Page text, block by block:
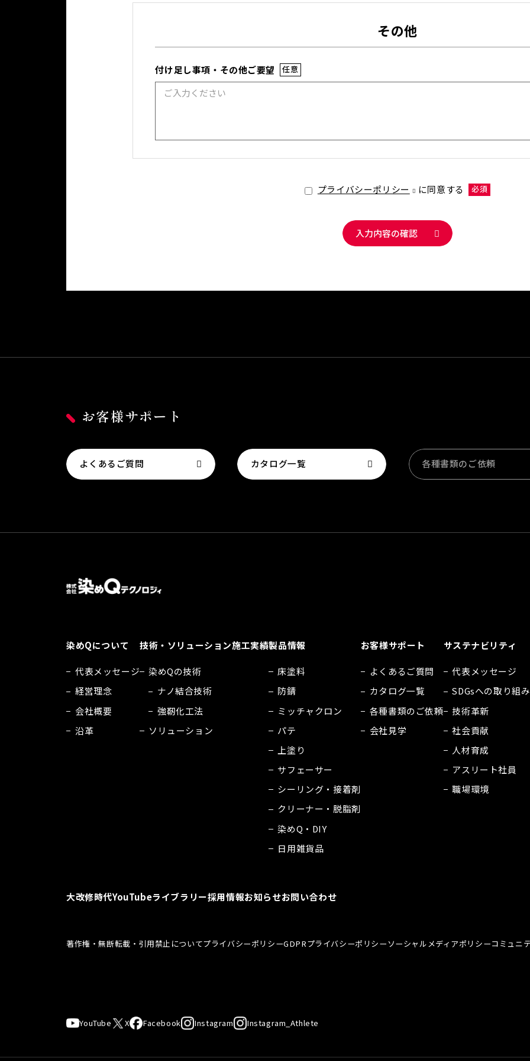
その他
付け足し事項・その他ご要望 任意
プライバシーポリシー に同意する 必須
入力内容の確認
お客様サポート
よくあるご質問 カタログ一覧 各種書類のご依頼
染めQについて
代表メッセージ
経営理念
会社概要
沿革
技術・ソリューション
染めQの技術
ナノ結合技術
強靭化工法
ソリューション
施工実績製品情報
床塗料
防錆
ミッチャクロン
パテ
上塗り
サフェーサー
シーリング・接着剤
クリーナー・脱脂剤
染めQ・DIY
日用雑貨品
お客様サポート
よくあるご質問
カタログ一覧
各種書類のご依頼
会社見学
サステナビリティ
代表メッセージ
SDGsへの取り組み
技術革新
社会貢献
人材育成
アスリート社員
職場環境
大改修時代YouTubeライブラリー採用情報お知らせお問い合わせ
著作権・無断転載・引用禁止についてプライバシーポリシーGDPRプライバシーポリシーソーシャルメディアポリシーコミュニ
YouTube X Facebook Instagram Instagram_Athlete